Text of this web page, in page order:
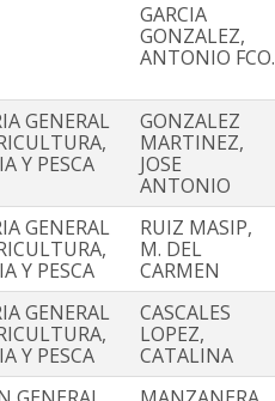
GARCIA
GONZALEZ,
ANTONIO FCO.
GENERAL
Y PESCA
GONZALEZ
MARTINEZ,
JOSE
ANTONIO
GENERAL
Y PESCA
RUIZ MASIP,
M. DEL
CARMEN
GENERAL
Y PESCA
CASCALES
LOPEZ,
CATALINA